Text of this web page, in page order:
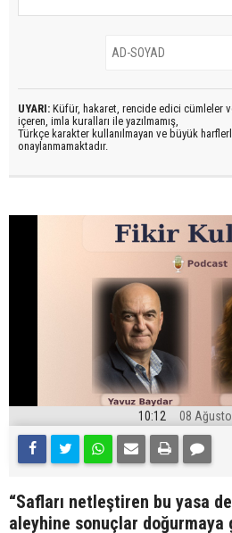
UYARI: Küfür, hakaret, rencide edici cümleler
içeren, imla kuralları ile yazılmamış,
Türkçe karakter kullanılmayan ve büyük
onaylanmamaktadır.
10:12 08
“Safları netleştiren bu yasa
aleyhine sonuçlar doğurmaya